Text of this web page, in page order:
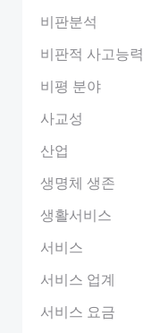
비판분석
비판적 사고능력
비평 분야
사교성
산업
생명체 생존
생활서비스
서비스
서비스 업계
서비스 요금